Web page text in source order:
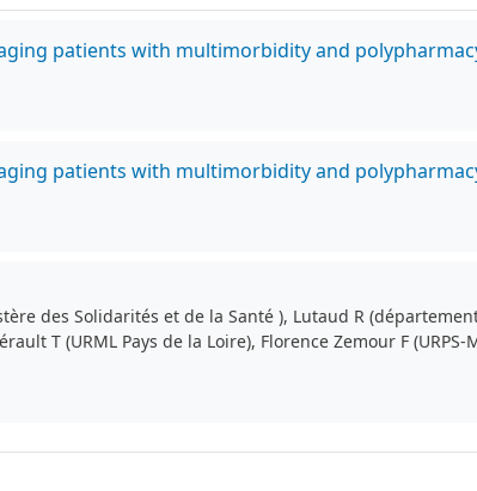
patients with multimorbidity and
patients with multimorbidity and
des Solidarités et de la Santé ), Lutaud R
T (URML Pays de la Loire), Florence Zemour F (URPS-